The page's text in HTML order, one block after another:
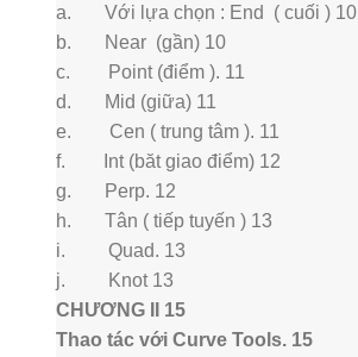
a. Với lựa chọn : End ( cuối ) 10
b. Near (gần) 10
c. Point (điểm ). 11
d. Mid (giữa) 11
e. Cen ( trung tâm ). 11
f. Int (băt giao điểm) 12
g. Perp. 12
h. Tân ( tiếp tuyến ) 13
i. Quad. 13
j. Knot 13
CHƯƠNG II 15
Thao tác với Curve Tools. 15